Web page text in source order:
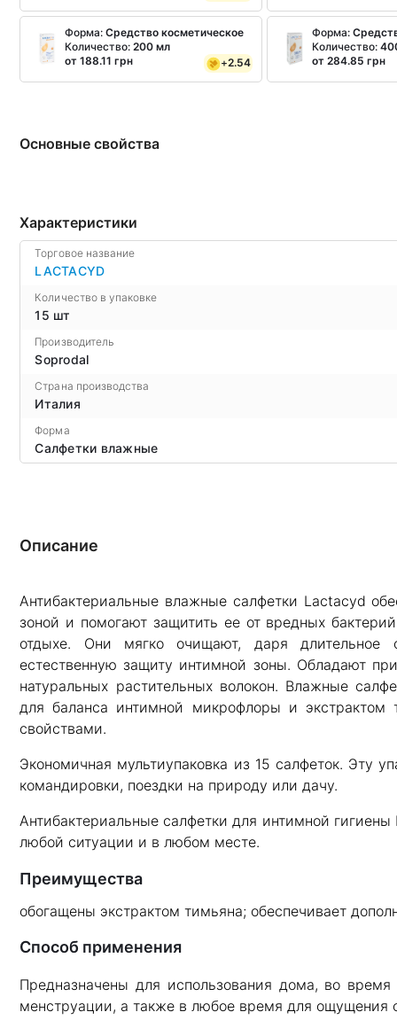
Форма:Средство косметическое
Количество:200 мл
от 188.11 грн
+2.54
Форма:
Количество:
от 284.85 грн
Основные свойства
Характеристики
Торговое название
LACTACYD
Количество в упаковке
15 шт
Производитель
Soprodal
Страна производства
Италия
Форма
Салфетки влажные
Описание
Антибактериальные влажные салфетки Lactacyd
зоной и помогают защитить ее от вредных
отдыхе. Они мягко очищают, даря
естественную защиту интимной зоны. Обладают
натуральных растительных волокон. Влажные
для баланса интимной микрофлоры и экстрактом
свойствами.
Экономичная мультиупаковка из 15 салфеток. Эту
командировки, поездки на природу или дачу.
Антибактериальные салфетки для интимной
любой ситуации и в любом месте.
Преимущества
обогащены экстрактом тимьяна; обеспечивает
Способ применения
Предназначены для использования дома, во
менструации, а также в любое время для ощущения